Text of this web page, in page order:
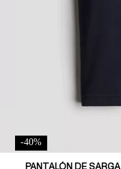
-40%
PANTALÓN DE SARGA